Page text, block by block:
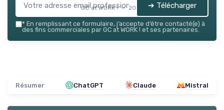
GC at WORK ! — 2026 ➔ Télécharger
* En remplissant ce formulaire, j’accepte d’être contacté(e) à
des fins commerciales par GC at WORK ! et ses partenaires.
Résumer ChatGPT Claude Mistral